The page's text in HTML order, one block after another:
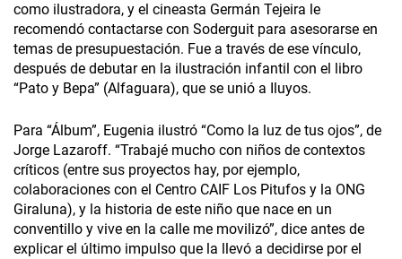
como ilustradora, y el cineasta Germán Tejeira le
recomendó contactarse con Soderguit para asesorarse en
temas de presupuestación. Fue a través de ese vínculo,
después de debutar en la ilustración infantil con el libro
“Pato y Bepa” (Alfaguara), que se unió a Iluyos.
Para “Álbum”, Eugenia ilustró “Como la luz de tus ojos”, de
Jorge Lazaroff. “Trabajé mucho con niños de contextos
críticos (entre sus proyectos hay, por ejemplo,
colaboraciones con el Centro CAIF Los Pitufos y la ONG
Giraluna), y la historia de este niño que nace en un
conventillo y vive en la calle me movilizó”, dice antes de
explicar el último impulso que la llevó a decidirse por el